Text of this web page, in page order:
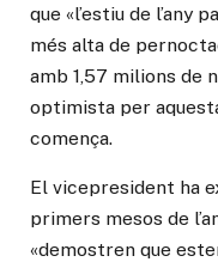
que «l’estiu de l’any
més alta de
amb 1,57 milions de
optimista per
comença.
El vicepresident ha
primers mesos de
«demostren que